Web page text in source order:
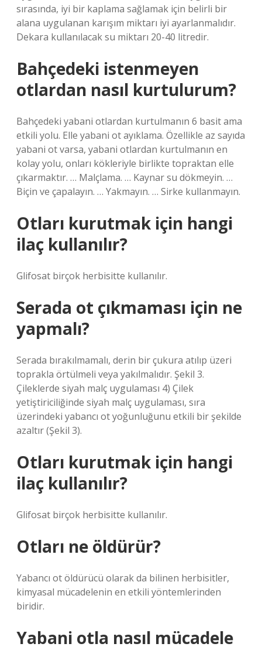
sırasında, iyi bir kaplama sağlamak için belirli bir
alana uygulanan karışım miktarı iyi ayarlanmalıdır.
Dekara kullanılacak su miktarı 20-40 litredir.
Bahçedeki istenmeyen
otlardan nasıl kurtulurum?
Bahçedeki yabani otlardan kurtulmanın 6 basit ama
etkili yolu. Elle yabani ot ayıklama. Özellikle az sayıda
yabani ot varsa, yabani otlardan kurtulmanın en
kolay yolu, onları kökleriyle birlikte topraktan elle
çıkarmaktır. … Malçlama. … Kaynar su dökmeyin. …
Biçin ve çapalayın. … Yakmayın. … Sirke kullanmayın.
Otları kurutmak için hangi
ilaç kullanılır?
Glifosat birçok herbisitte kullanılır.
Serada ot çıkmaması için ne
yapmalı?
Serada bırakılmamalı, derin bir çukura atılıp üzeri
toprakla örtülmeli veya yakılmalıdır. Şekil 3.
Çileklerde siyah malç uygulaması 4) Çilek
yetiştiriciliğinde siyah malç uygulaması, sıra
üzerindeki yabancı ot yoğunluğunu etkili bir şekilde
azaltır (Şekil 3).
Otları kurutmak için hangi
ilaç kullanılır?
Glifosat birçok herbisitte kullanılır.
Otları ne öldürür?
Yabancı ot öldürücü olarak da bilinen herbisitler,
kimyasal mücadelenin en etkili yöntemlerinden
biridir.
Yabani otla nasıl mücadele